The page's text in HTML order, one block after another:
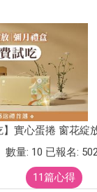
】實心蛋捲 窗花綻
數量: 10 已報名:
11篇心得